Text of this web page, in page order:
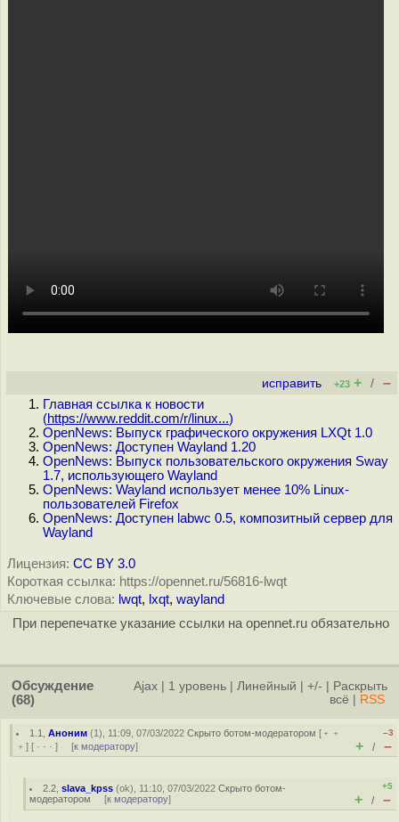
исправить +23 + / –
Главная ссылка к новости
(https://www.reddit.com/r/linux...)
OpenNews: Выпуск графического окружения LXQt 1.0
OpenNews: Доступен Wayland 1.20
OpenNews: Выпуск пользовательского окружения Sway
1.7, использующего Wayland
OpenNews: Wayland использует менее 10% Linux-
пользователей Firefox
OpenNews: Доступен labwc 0.5, композитный сервер для
Wayland
Лицензия: CC BY 3.0
Короткая ссылка: https://opennet.ru/56816-lwqt
Ключевые слова: lwqt, lxqt, wayland
При перепечатке указание ссылки на opennet.ru обязательно
Обсуждение
(68)
Ajax 1 уровень Линейный +/-
Раскрыть
всё
RSS
1.1 ,Аноним (1), 11:09, 07/03/2022Скрыто ботом-модератором [ ﹢﹢
﹢ ] [ · · · ] [к модератору]
–3
+ / –
2.2 ,slava_kpss (ok), 11:10, 07/03/2022Скрыто ботом-
модератором [к модератору]
+5
+ / –